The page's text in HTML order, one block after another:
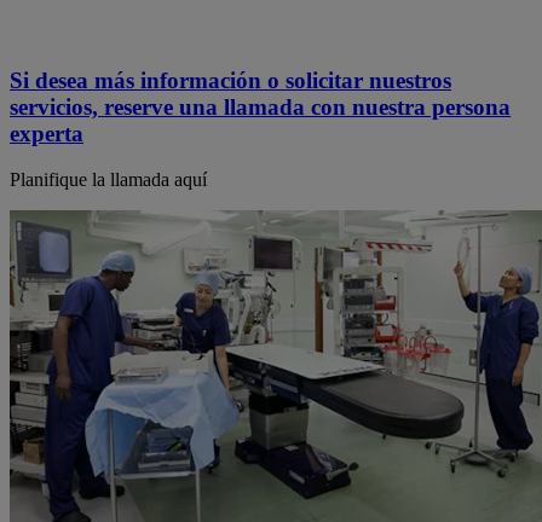
Si desea más información o solicitar nuestros
servicios, reserve una llamada con nuestra persona
experta
Planifique la llamada aquí